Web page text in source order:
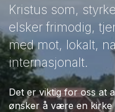
Kristus som,
elsker frimodig,
med mot, lokalt,
internasjonalt.
Det er viktig for oss at
ønsker å være en kirke